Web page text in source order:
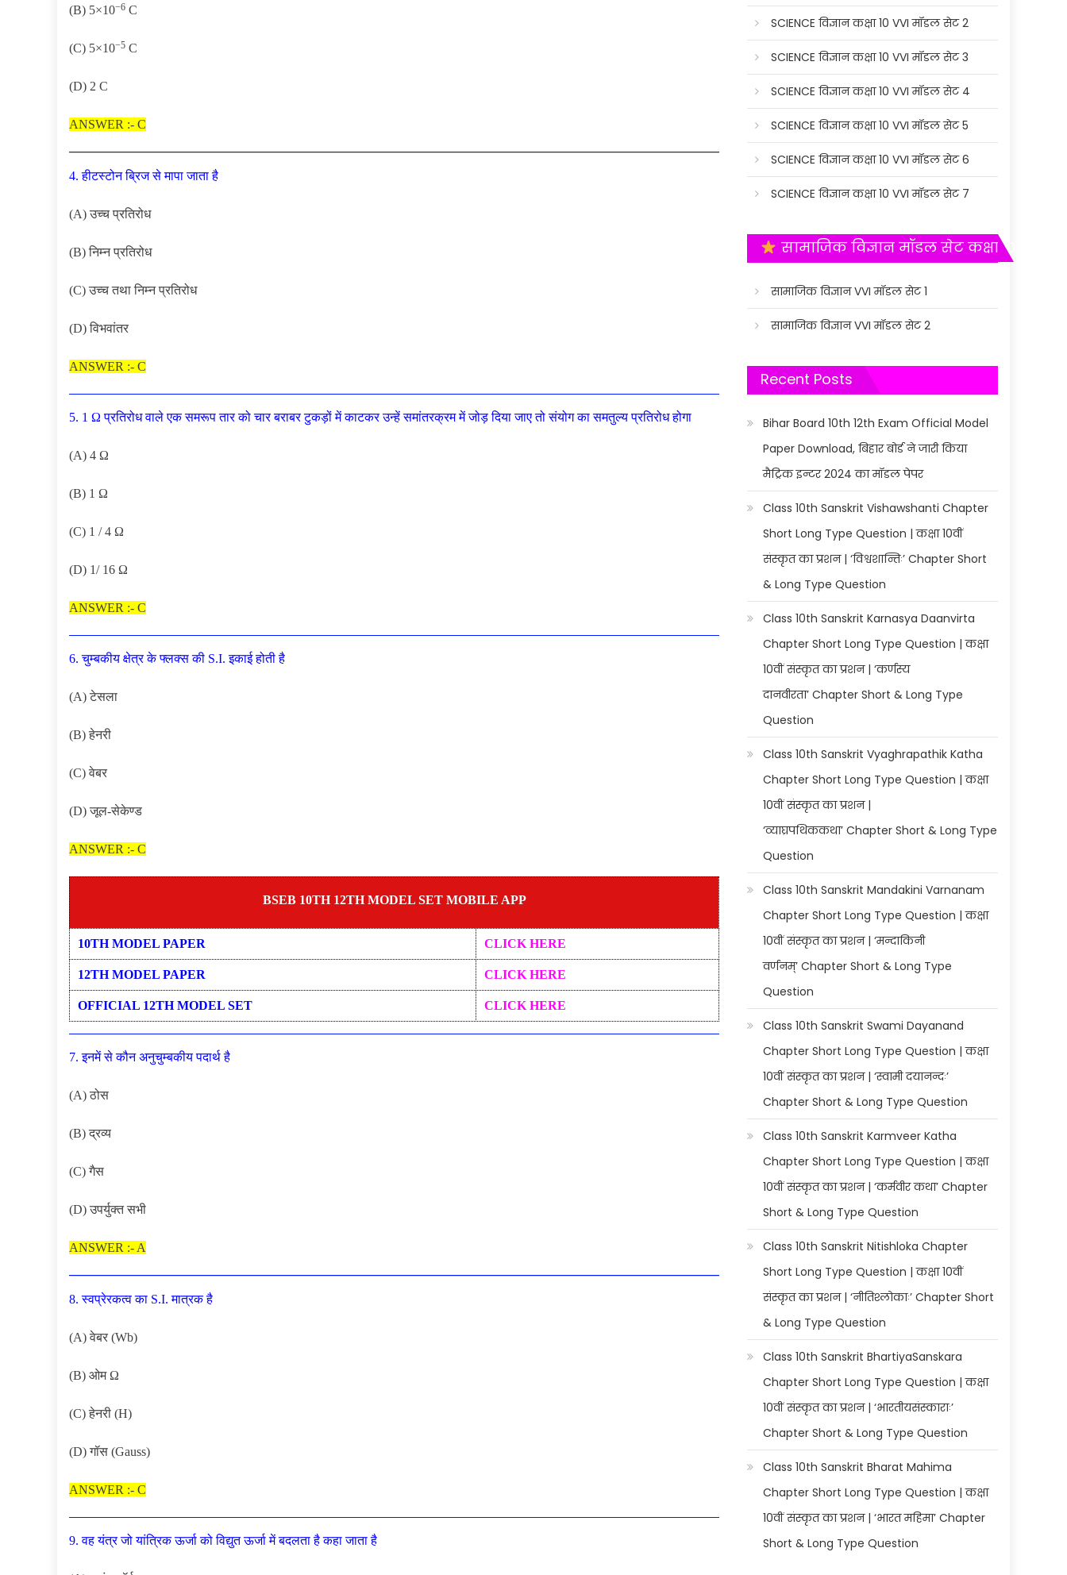
(B) 5×10−6 C
(C) 5×10−5 C
(D) 2 C
ANSWER :- C
4. हीटस्टोन ब्रिज से मापा जाता है
(A) उच्च प्रतिरोध
(B) निम्न प्रतिरोध
(C) उच्च तथा निम्न प्रतिरोध
(D) विभवांतर
ANSWER :- C
5. 1 Ω प्रतिरोध वाले एक समरूप तार को चार बराबर टुकड़ों में काटकर उन्हें समांतरक्रम में जोड़ दिया जाए तो संयोग का समतुल्य प्रतिरोध होगा
(A) 4 Ω
(B) 1 Ω
(C) 1 / 4 Ω
(D) 1/ 16 Ω
ANSWER :- C
6. चुम्बकीय क्षेत्र के फ्लक्स की S.I. इकाई होती है
(A) टेसला
(B) हेनरी
(C) वेबर
(D) जूल-सेकेण्ड
ANSWER :- C
BSEB 10TH 12TH MODEL SET MOBILE APP
10TH MODEL PAPER CLICK HERE
12TH MODEL PAPER CLICK HERE
OFFICIAL 12TH MODEL SET CLICK HERE
7. इनमें से कौन अनुचुम्बकीय पदार्थ है
(A) ठोस
(B) द्रव्य
(C) गैस
(D) उपर्युक्त सभी
ANSWER :- A
8. स्वप्रेरकत्व का S.I. मात्रक है
(A) वेबर (Wb)
(B) ओम Ω
(C) हेनरी (H)
(D) गॉस (Gauss)
ANSWER :- C
9. वह यंत्र जो यांत्रिक ऊर्जा को विद्युत ऊर्जा में बदलता है कहा जाता है
SCIENCE विज्ञान कक्षा 10 VVI मॉडल सेट 2
SCIENCE विज्ञान कक्षा 10 VVI मॉडल सेट 3
SCIENCE विज्ञान कक्षा 10 VVI मॉडल सेट 4
SCIENCE विज्ञान कक्षा 10 VVI मॉडल सेट 5
SCIENCE विज्ञान कक्षा 10 VVI मॉडल सेट 6
SCIENCE विज्ञान कक्षा 10 VVI मॉडल सेट 7
सामाजिक विज्ञान मॉडल सेट कक्षा 10
सामाजिक विज्ञान VVI मॉडल सेट 1
सामाजिक विज्ञान VVI मॉडल सेट 2
Recent Posts
Bihar Board 10th 12th Exam Official Model
Paper Download, बिहार बोर्ड ने जारी किया
मैट्रिक इन्टर 2024 का मॉडल पेपर
Class 10th Sanskrit Vishawshanti Chapter
Short Long Type Question | कक्षा 10वीं
संस्कृत का प्रशन | ‘विश्वशान्तिः’ Chapter Short
& Long Type Question
Class 10th Sanskrit Karnasya Daanvirta
Chapter Short Long Type Question | कक्षा
10वीं संस्कृत का प्रशन | ‘कर्णस्य
दानवीरता’ Chapter Short & Long Type
Question
Class 10th Sanskrit Vyaghrapathik Katha
Chapter Short Long Type Question | कक्षा
10वीं संस्कृत का प्रशन |
‘व्याघ्रपथिककथा’ Chapter Short & Long Type
Question
Class 10th Sanskrit Mandakini Varnanam
Chapter Short Long Type Question | कक्षा
10वीं संस्कृत का प्रशन | ‘मन्दाकिनी
वर्णनम्’ Chapter Short & Long Type
Question
Class 10th Sanskrit Swami Dayanand
Chapter Short Long Type Question | कक्षा
10वीं संस्कृत का प्रशन | ‘स्वामी दयानन्दः’
Chapter Short & Long Type Question
Class 10th Sanskrit Karmveer Katha
Chapter Short Long Type Question | कक्षा
10वीं संस्कृत का प्रशन | ‘कर्मवीर कथा’ Chapter
Short & Long Type Question
Class 10th Sanskrit Nitishloka Chapter
Short Long Type Question | कक्षा 10वीं
संस्कृत का प्रशन | ‘नीतिश्लोकाः’ Chapter Short
& Long Type Question
Class 10th Sanskrit BhartiyaSanskara
Chapter Short Long Type Question | कक्षा
10वीं संस्कृत का प्रशन | ‘भारतीयसंस्काराः’
Chapter Short & Long Type Question
Class 10th Sanskrit Bharat Mahima
Chapter Short Long Type Question | कक्षा
10वीं संस्कृत का प्रशन | ‘भारत महिमा’ Chapter
Short & Long Type Question